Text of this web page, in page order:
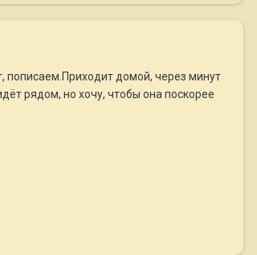
пописаем.Приходит домой, через минут
рядом, но хочу, чтобы она поскорее